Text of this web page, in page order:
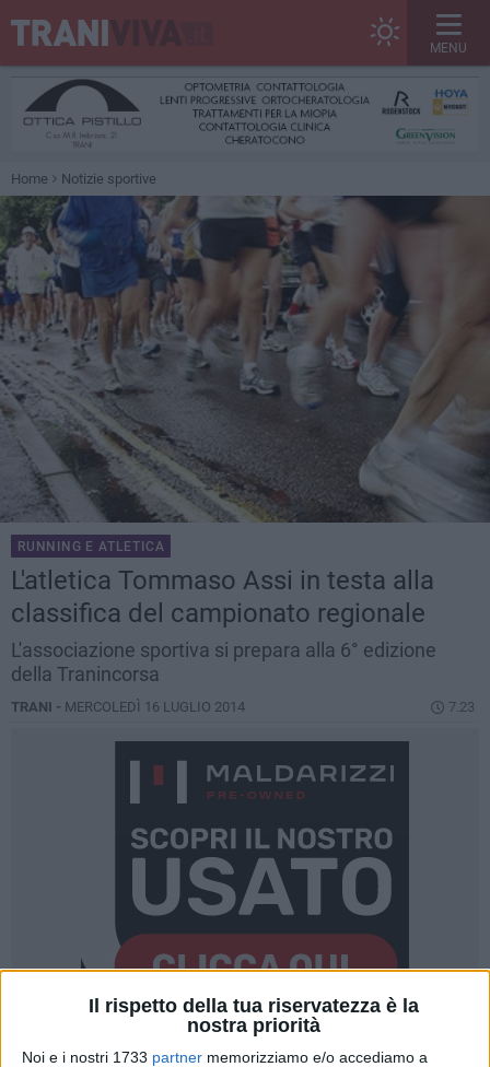
Il rispetto della tua riservatezza è la
nostra priorità
Noi e i nostri 1733 partner memorizziamo e/o accediamo a
MENU
Home Notizie sportive
RUNNING E ATLETICA
L'atletica Tommaso Assi in testa alla
classifica del campionato regionale
L'associazione sportiva si prepara alla 6° edizione
della Tranincorsa
TRANI - MERCOLEDÌ 16 LUGLIO 2014 7.23